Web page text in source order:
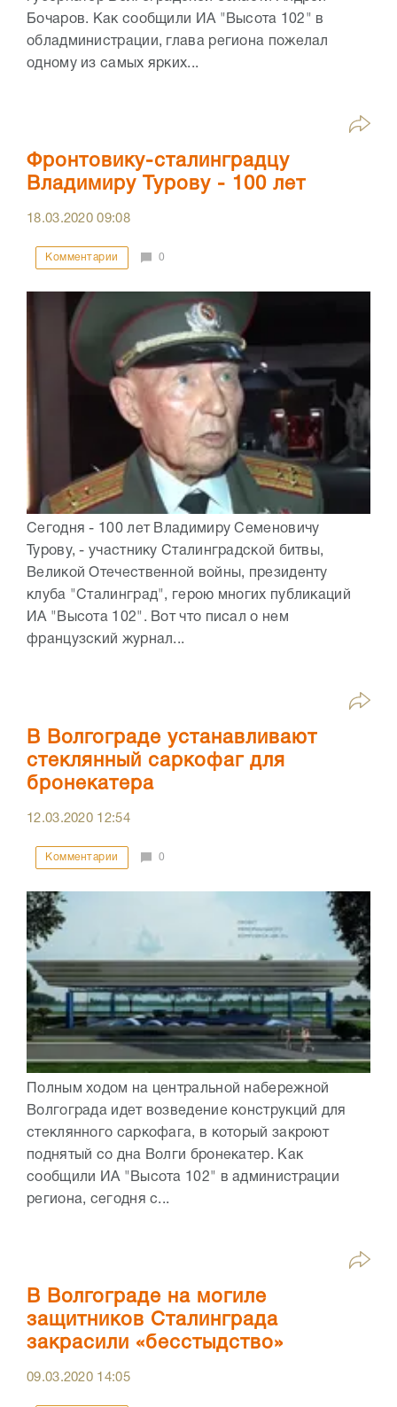
Бочаров. Как сообщили ИА "Высота 102" в
обладминистрации, глава региона пожелал
одному из самых ярких...
Фронтовику-сталинградцу
Владимиру Турову - 100 лет
18.03.202009:08
Комментарии 0
Сегодня - 100 лет Владимиру Семеновичу
Турову, - участнику Сталинградской битвы,
Великой Отечественной войны, президенту
клуба "Сталинград", герою многих публикаций
ИА "Высота 102". Вот что писал о нем
французский журнал...
В Волгограде устанавливают
стеклянный саркофаг для
бронекатера
12.03.2020 12:54
Комментарии 0
Полным ходом на центральной набережной
Волгограда идет возведение конструкций для
стеклянного саркофага, в который закроют
поднятый со дна Волги бронекатер. Как
сообщили ИА "Высота 102" в администрации
региона, сегодня с...
В Волгограде на могиле
защитников Сталинграда
закрасили «бесстыдство»
09.03.2020 14:05